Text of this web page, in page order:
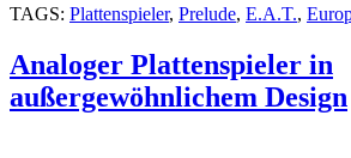
TAGS: Plattenspieler, Prelude, E.A.T.,
Analoger Plattenspieler in
außergewöhnlichem Design